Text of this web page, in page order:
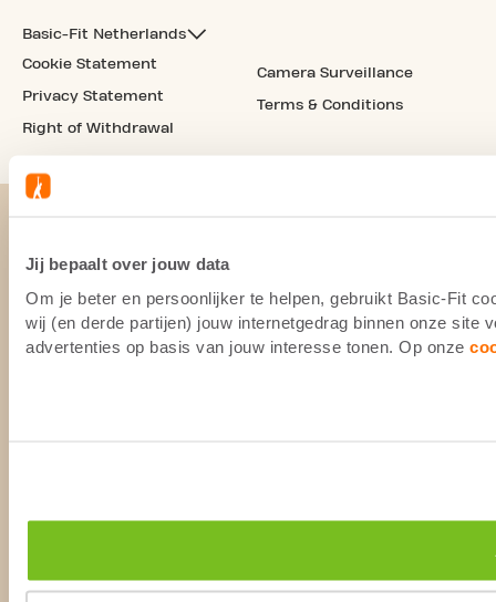
Jij bepaalt over jouw data
Om je beter en persoonlijker te helpen, gebruikt Basic-Fit
wij (en derde partijen) jouw internetgedrag binnen onze site
advertenties op basis van jouw interesse tonen. Op onze
Basic-Fit Netherlands
Cookie Statement
Privacy Statement
Right of Withdrawal
Camera Surveillance
Terms & Conditions